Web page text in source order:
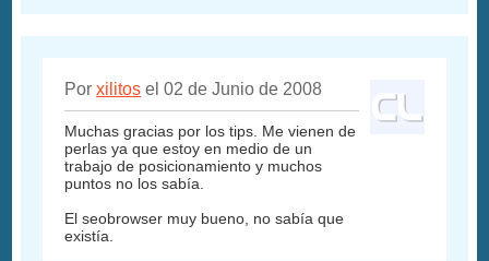
Porxilitos el 02 de Junio de 2008
Muchas gracias por los tips. Me vienen de
perlas ya que estoy en medio de un
trabajo de posicionamiento y muchos
puntos no los sabía.
El seobrowser muy bueno, no sabía que
existía.